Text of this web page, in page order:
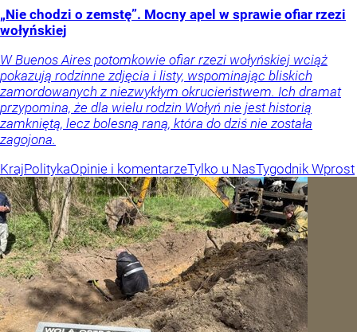
„Nie chodzi o zemstę”. Mocny apel w sprawie ofiar rzezi
wołyńskiej
W Buenos Aires potomkowie ofiar rzezi wołyńskiej wciąż
pokazują rodzinne zdjęcia i listy, wspominając bliskich
zamordowanych z niezwykłym okrucieństwem. Ich dramat
przypomina, że dla wielu rodzin Wołyń nie jest historią
zamkniętą, lecz bolesną raną, która do dziś nie została
zagojona.
KrajPolitykaOpinie i komentarzeTylko u NasTygodnik Wprost